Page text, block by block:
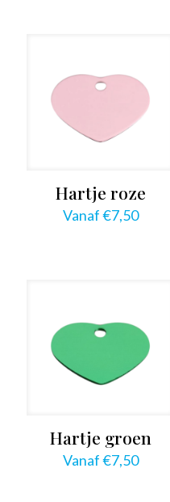
Hartje roze
Vanaf€7,50
Hartje groen
Vanaf€7,50